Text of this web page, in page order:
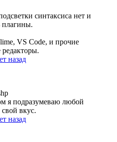
синтаксиса нет и
плагины.
VS Code, и прочие
назад
я подразумеваю любой
вкус.
назад